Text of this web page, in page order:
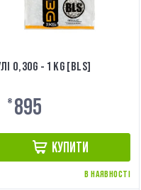
0,30G - 1 KG [BLS]
₴ 895
КУПИТИ
В НАЯВНОСТІ